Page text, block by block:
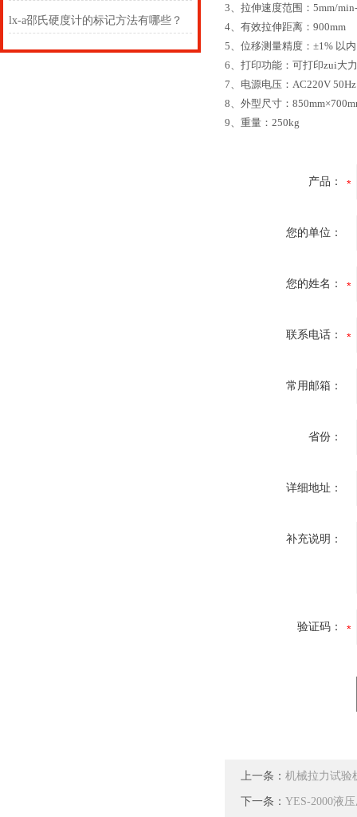
lx-a邵氏硬度计的标记方法有哪些？
3、拉伸速度范围：5mm/
4、有效拉伸距离：900mm
5、位移测量精度：±1% 以
6、打印功能：可打印zui大
7、电源电压：AC220V 50Hz
8、外型尺寸：
9、重量：250kg
产品：
您的单位：
您的姓名：
联系电话：
常用邮箱：
省份：
详细地址：
补充说明：
验证码：
上一条： 机械拉力试验
下一条： YES-2000液